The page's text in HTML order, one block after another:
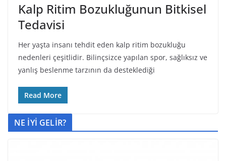
Kalp Ritim Bozukluğunun Bitkisel
Tedavisi
Her yaşta insanı tehdit eden kalp ritim bozukluğu
nedenleri çeşitlidir. Bilinçsizce yapılan spor, sağlıksız ve
yanlış beslenme tarzının da desteklediği
Read More
NE İYİ GELİR?